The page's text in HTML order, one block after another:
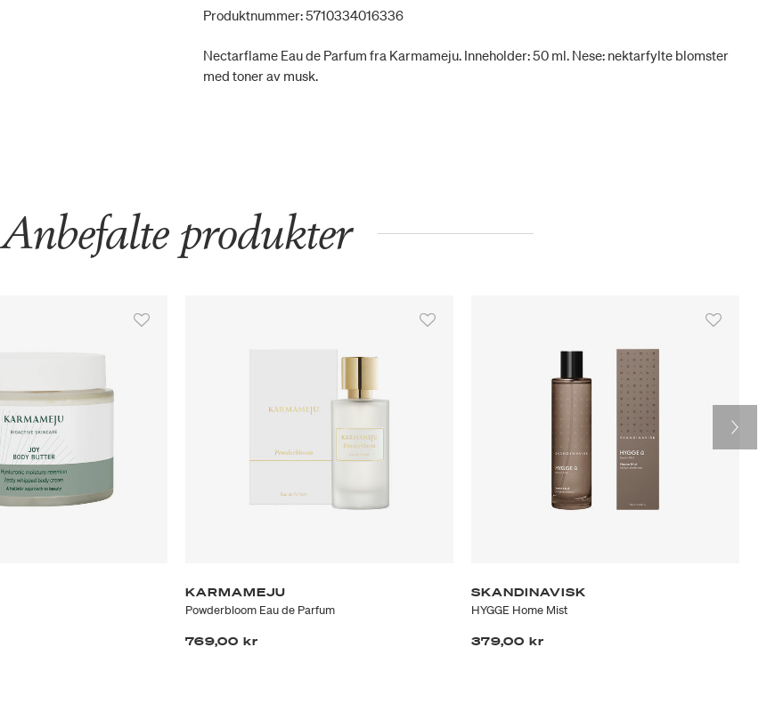
Produktnummer: 5710334016336
Nectarflame Eau de Parfum fra Karmameju. Inneholder: 50 ml. Nese: nektarfylte blomster
med toner av musk.
Anbefalte produkter
KARMAMEJU
Powderbloom Eau de Parfum
769,00 kr
SKANDINAVISK
HYGGE Home Mist
379,00 kr